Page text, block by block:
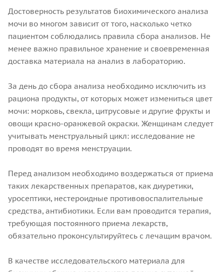
Достоверность результатов биохимического анализа
мочи во многом зависит от того, насколько четко
пациентом соблюдались правила сбора анализов. Не
менее важно правильное хранение и своевременная
доставка материала на анализ в лабораторию.
За день до сбора анализа необходимо исключить из
рациона продукты, от которых может измениться цвет
мочи: морковь, свекла, цитрусовые и другие фрукты и
овощи красно-оранжевой окраски. Женщинам следует
учитывать менструальный цикл: исследование не
проводят во время менструации.
Перед анализом необходимо воздержаться от приема
таких лекарственных препаратов, как диуретики,
уросептики, нестероидные противовоспалительные
средства, антибиотики. Если вам проводится терапия,
требующая постоянного приема лекарств,
обязательно проконсультируйтесь с лечащим врачом.
В качестве исследовательского материала для